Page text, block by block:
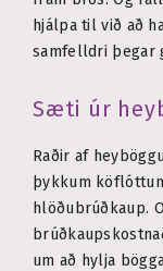
hjálpa til við að
samfelldri þegar
Sæti úr
Raðir af
þykkum
hlöðubrúðkaup.
um að hylja